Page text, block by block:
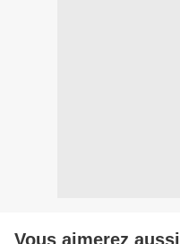
Vous aimerez aussi